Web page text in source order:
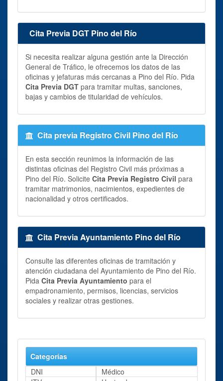
Cita Previa DGT Pino del Río
Si necesita realizar alguna gestión ante la Dirección
General de Tráfico, le ofrecemos los datos de las
oficinas y jefaturas más cercanas a Pino del Río. Pida
Cita Previa DGT para tramitar multas, sanciones,
bajas y cambios de titularidad de vehículos.
Cita previa Registro Civil Pino del Río
En esta sección reunimos la información de las
distintas oficinas del Registro Civil más próximas a
Pino del Río. Solicite Cita Previa Registro Civil para
tramitar matrimonios, nacimientos, expedientes de
nacionalidad y otros certificados.
Cita Previa Ayuntamiento Pino del Río
Consulte las diferentes oficinas de tramitación y
atención ciudadana del Ayuntamiento de Pino del Río.
Pida Cita Previa Ayuntamiento para el
empadronamiento, permisos, licencias, servicios
sociales y realizar otras gestiones.
Categorías
DNI
Médico